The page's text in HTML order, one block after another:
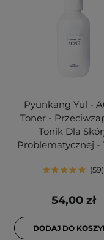
Pyunkang Yul -
Toner -
Tonik Dla
Problematycznej -
59
54,00 zł
DODAJ DO